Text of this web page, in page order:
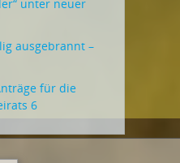
unter neuer
ausgebrannt –
für die
6